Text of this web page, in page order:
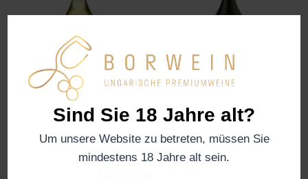
Sind Sie 18 Jahre alt?
Um unsere Website zu betreten, müssen Sie
mindestens 18 Jahre alt sein.
Aszú, 6 Puttonyos,
Hárslevelű, Trocken,
€19,00